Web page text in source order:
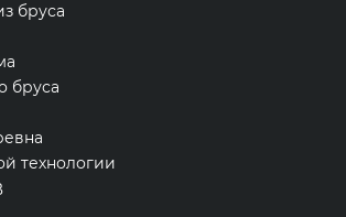
бруса
бруса
технологии